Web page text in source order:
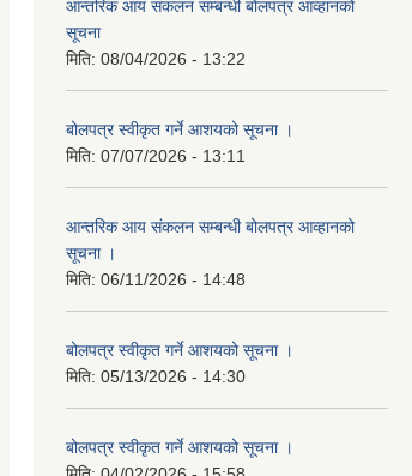
आन्तरिक आय संकलन सम्बन्धी बोलपत्र आव्हानको
सूचना
मिति: 08/04/2026 - 13:22
बोलपत्र स्वीकृत गर्ने आशयको सूचना ।
मिति: 07/07/2026 - 13:11
आन्तरिक आय संकलन सम्बन्धी बोलपत्र आव्हानको
सूचना ।
मिति: 06/11/2026 - 14:48
बोलपत्र स्वीकृत गर्ने आशयको सूचना ।
मिति: 05/13/2026 - 14:30
बोलपत्र स्वीकृत गर्ने आशयको सूचना ।